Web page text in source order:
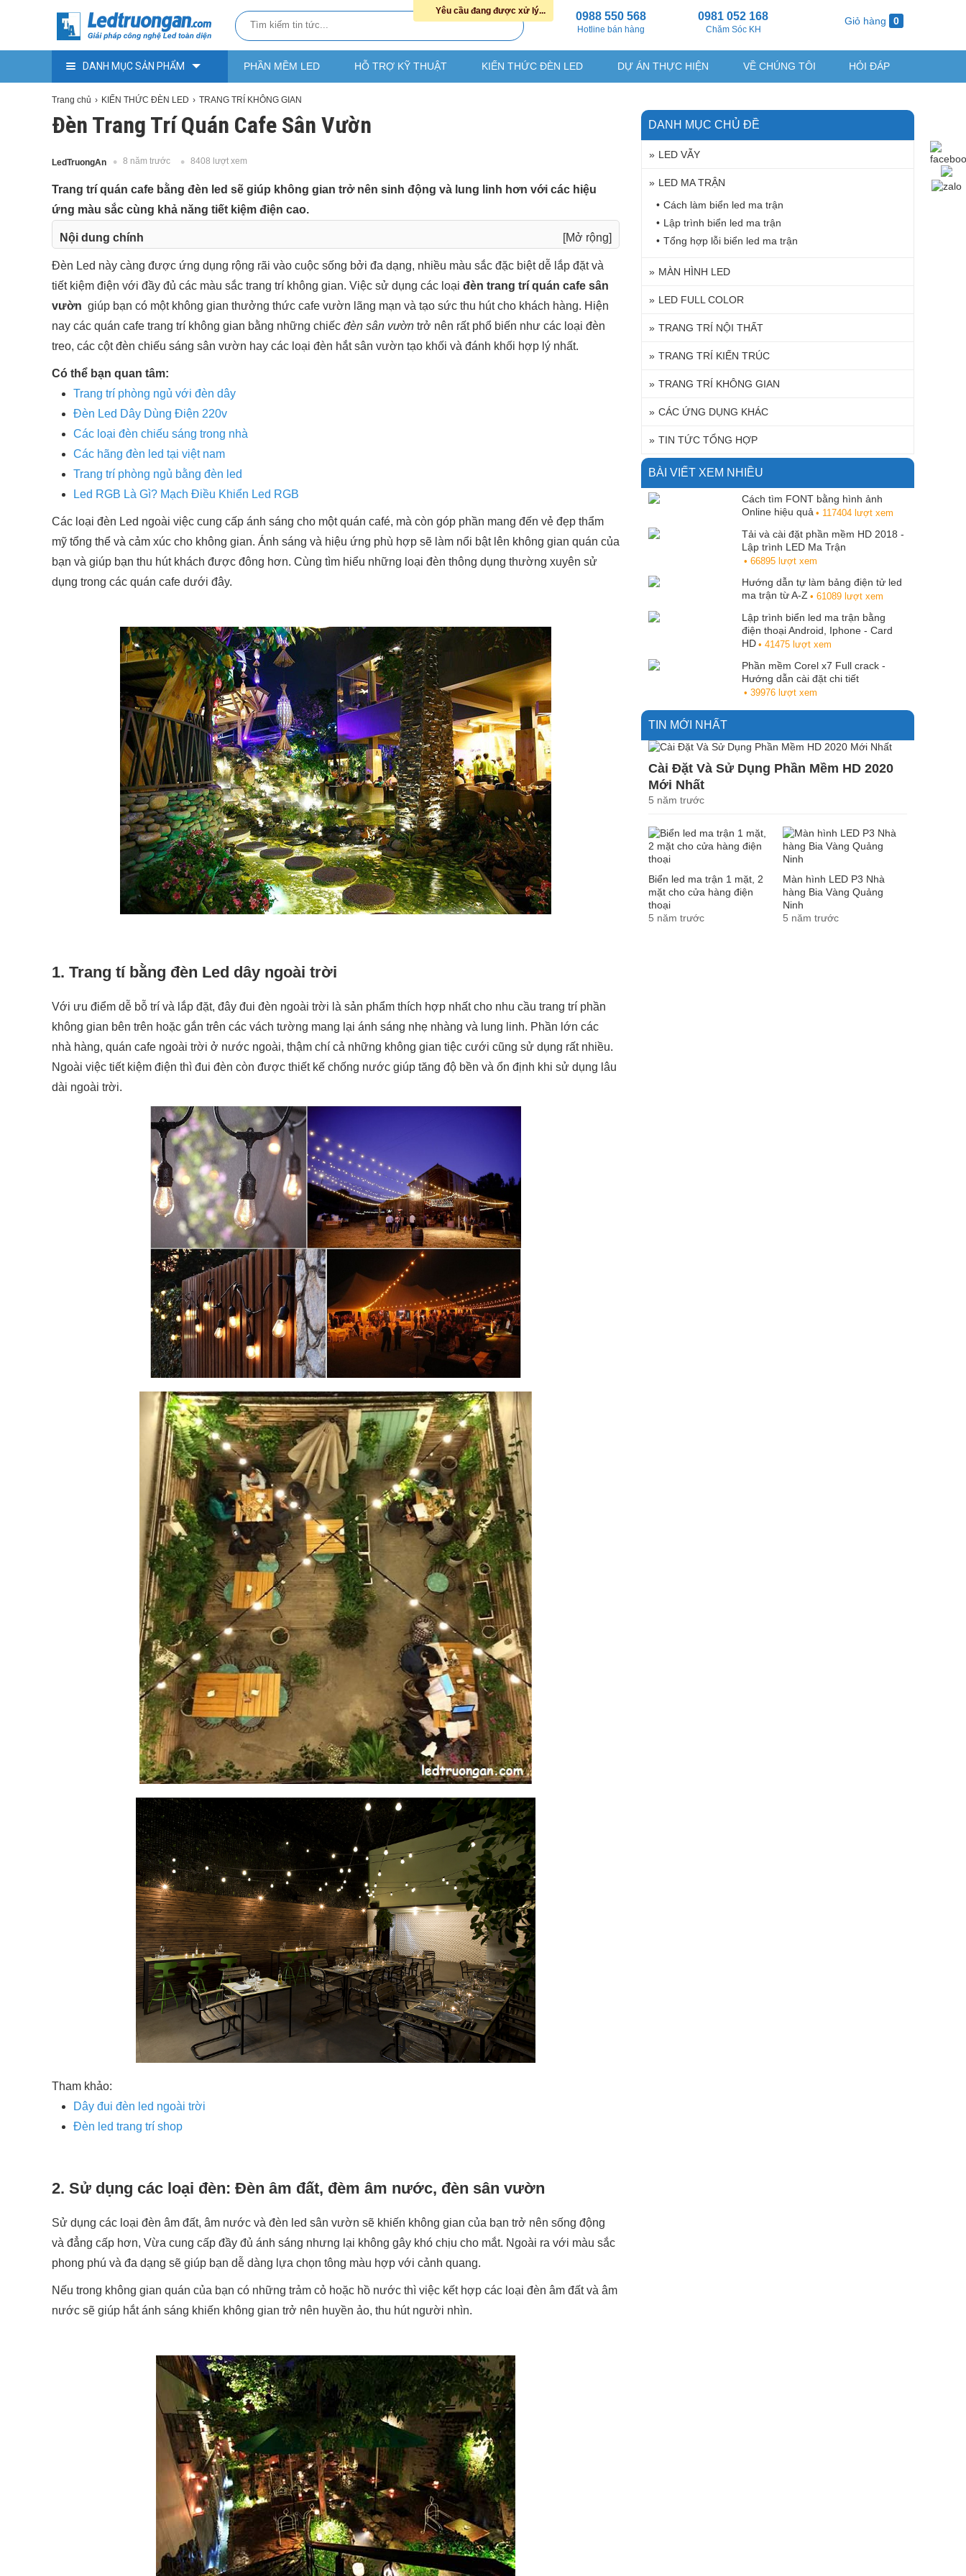
0988 550 568
Hotline bán hàng
0981 052 168
Chăm Sóc KH
Giỏ hàng 0
DANH MỤC SẢN PHẨM PHẦN MỀM LED HỖ TRỢ KỸ THUẬT KIẾN THỨC ĐÈN LED DỰ ÁN THỰC HIỆN VỀ CHÚNG TÔI HỎI ĐÁP
Trang chủ KIẾN THỨC ĐÈN LED TRANG TRÍ KHÔNG GIAN
Đèn Trang Trí Quán Cafe Sân Vườn
LedTruongAn 8 năm trước 8408 lượt xem
Trang trí quán cafe bằng đèn led sẽ giúp không gian trở nên sinh động và lung linh hơn với các hiệu
ứng màu sắc cùng khả năng tiết kiệm điện cao.
Nội dung chính
[Mở rộng]
1. Trang tí bằng đèn Led dây ngoài trời
2. Sử dụng các loại đèn: Đèn âm đất, đèm âm nước, đèn sân vườn
3. Sử dụng Led dây 220v
4. Dây đèn kết hợp với chao thả, lồng đèn, nơm,...
5. Lắt hắt dán viền kiến trúc
6. Led đúc trang trí, quấn cây ngoài trời
Đèn Led này càng được ứng dụng rộng rãi vào cuộc sống bởi đa dạng, nhiều màu sắc đặc biệt dễ lắp đặt và
tiết kiệm điện với đầy đủ các màu sắc trang trí không gian. Việc sử dụng các loại đèn trang trí quán cafe sân
vườn giúp bạn có một không gian thưởng thức cafe vườn lãng mạn và tạo sức thu hút cho khách hàng. Hiện
nay các quán cafe trang trí không gian bằng những chiếc đèn sân vườn trở nên rất phổ biến như các loại đèn
treo, các cột đèn chiếu sáng sân vườn hay các loại đèn hắt sân vườn tạo khối và đánh khối hợp lý nhất.
Có thể bạn quan tâm:
Trang trí phòng ngủ với đèn dây
Đèn Led Dây Dùng Điện 220v
Các loại đèn chiếu sáng trong nhà
Các hãng đèn led tại việt nam
Trang trí phòng ngủ bằng đèn led
Led RGB Là Gì? Mạch Điều Khiển Led RGB
Các loại đèn Led ngoài việc cung cấp ánh sáng cho một quán café, mà còn góp phần mang đến vẻ đẹp thẩm
mỹ tổng thể và cảm xúc cho không gian. Ánh sáng và hiệu ứng phù hợp sẽ làm nổi bật lên không gian quán của
bạn và giúp bạn thu hút khách được đông hơn. Cùng tìm hiểu những loại đèn thông dụng thường xuyên sử
dụng trong các quán cafe dưới đây.
1. Trang tí bằng đèn Led dây ngoài trời
Với ưu điểm dễ bỗ trí và lắp đặt, đây đui đèn ngoài trời là sản phẩm thích hợp nhất cho nhu cầu trang trí phần
không gian bên trên hoặc gắn trên các vách tường mang lại ánh sáng nhẹ nhàng và lung linh. Phần lớn các
nhà hàng, quán cafe ngoài trời ở nước ngoài, thậm chí cả những không gian tiệc cưới cũng sử dụng rất nhiều.
Ngoài việc tiết kiệm điện thì đui đèn còn được thiết kế chống nước giúp tăng độ bền và ổn định khi sử dụng lâu
dài ngoài trời.
Tham khảo:
Dây đui đèn led ngoài trời
Đèn led trang trí shop
2. Sử dụng các loại đèn: Đèn âm đất, đèm âm nước, đèn sân vườn
Sử dụng các loại đèn âm đất, âm nước và đèn led sân vườn sẽ khiến không gian của bạn trở nên sống động
và đẳng cấp hơn, Vừa cung cấp đầy đủ ánh sáng nhưng lại không gây khó chịu cho mắt. Ngoài ra với màu sắc
phong phú và đa dạng sẽ giúp bạn dễ dàng lựa chọn tông màu hợp với cảnh quang.
Nếu trong không gian quán của bạn có những trảm cỏ hoặc hồ nước thì việc kết hợp các loại đèn âm đất và âm
nước sẽ giúp hắt ánh sáng khiến không gian trở nên huyền ảo, thu hút người nhìn.
DANH MỤC CHỦ ĐỀ
LED VẪY
LED MA TRẬN
Cách làm biển led ma trận
Lập trình biển led ma trận
Tổng hợp lỗi biển led ma trận
MÀN HÌNH LED
LED FULL COLOR
TRANG TRÍ NỘI THẤT
TRANG TRÍ KIẾN TRÚC
TRANG TRÍ KHÔNG GIAN
CÁC ỨNG DỤNG KHÁC
TIN TỨC TỔNG HỢP
BÀI VIẾT XEM NHIỀU
Cách tìm FONT bằng hình ảnh
Online hiệu quả • 117404 lượt xem
Tải và cài đặt phần mềm HD 2018 -
Lập trình LED Ma Trận
• 66895 lượt xem
Hướng dẫn tự làm bảng điện tử led
ma trận từ A-Z • 61089 lượt xem
Lập trình biển led ma trận bằng
điện thoại Android, Iphone - Card
HD • 41475 lượt xem
Phần mềm Corel x7 Full crack -
Hướng dẫn cài đặt chi tiết
• 39976 lượt xem
TIN MỚI NHẤT
Cài Đặt Và Sử Dụng Phần Mềm HD 2020
Mới Nhất
5 năm trước
Biển led ma trận 1 mặt, 2
mặt cho cửa hàng điện
thoại
5 năm trước
Màn hình LED P3 Nhà
hàng Bia Vàng Quảng
Ninh
5 năm trước
Yêu cầu đang được xử lý...